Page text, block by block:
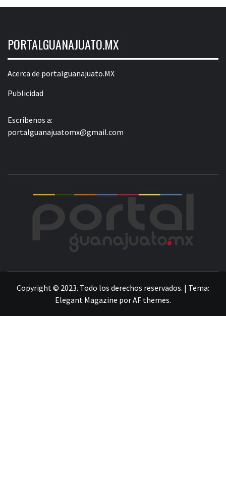
PORTALGUANAJUATO.MX
Acerca de portalguanajuato.MX
Publicidad
Escríbenos a:
portalguanajuatomx@gmail.com
Copyright © 2023. Todo los derechos reservados. | Tema:
Elegant Magazine porAF themes.